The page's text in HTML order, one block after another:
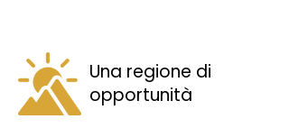
Una regione di
opportunità